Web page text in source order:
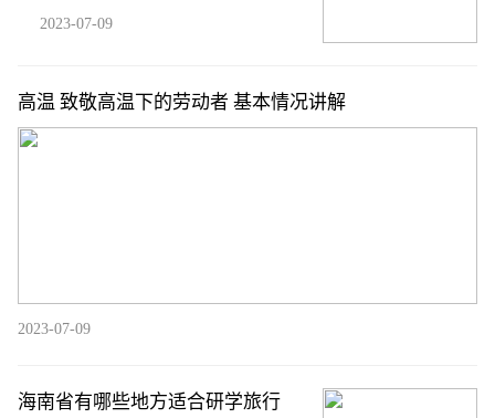
2023-07-09
高温 致敬高温下的劳动者 基本情况讲解
2023-07-09
海南省有哪些地方适合研学旅行